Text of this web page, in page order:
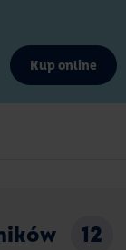
Kup online
12